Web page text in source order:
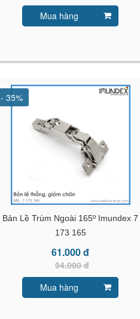
Mua hàng
- 35%
Bản Lề Trùm Ngoài 165º Imundex 7
173 165
61.000 đ
94.000 đ
Mua hàng